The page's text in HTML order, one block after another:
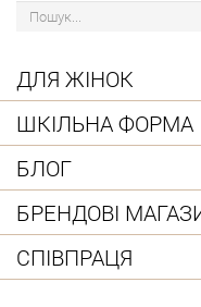
ДЛЯ ЖІНОК
ШКІЛЬНА ФОРМА
БЛОГ
БРЕНДОВІ
СПІВПРАЦЯ